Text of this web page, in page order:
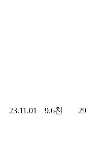
23.11.01 9.6천 29